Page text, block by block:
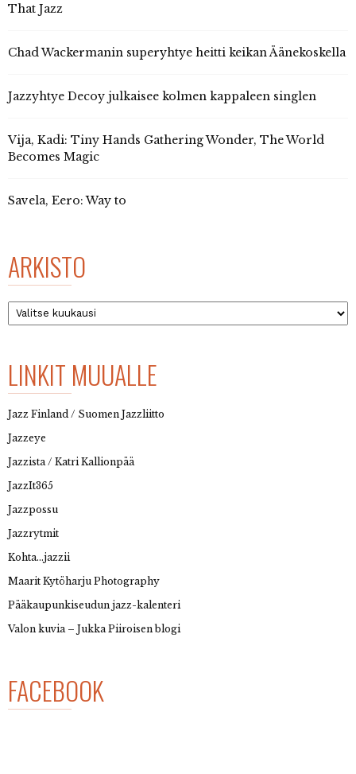
That Jazz
Chad Wackermanin superyhtye heitti keikan Äänekoskella
Jazzyhtye Decoy julkaisee kolmen kappaleen singlen
Vija, Kadi: Tiny Hands Gathering Wonder, The World
Becomes Magic
Savela, Eero: Way to
ARKISTO
Arkisto
LINKIT MUUALLE
Jazz Finland / Suomen Jazzliitto
Jazzeye
Jazzista / Katri Kallionpää
JazzIt365
Jazzpossu
Jazzrytmit
Kohta…jazzii
Maarit Kytöharju Photography
Pääkaupunkiseudun jazz-kalenteri
Valon kuvia – Jukka Piiroisen blogi
FACEBOOK